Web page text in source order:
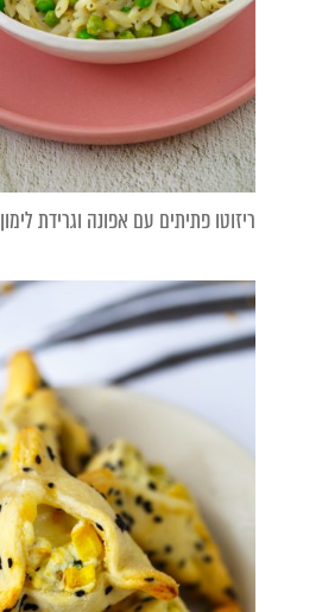
ריזוטו פתיתים עם אפונה וגרידת לימון